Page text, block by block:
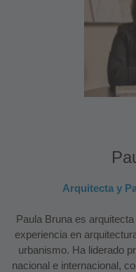
Arquitecta y
Paula Bruna es
experiencia en
urbanismo. Ha liderado
nacional e internacional,